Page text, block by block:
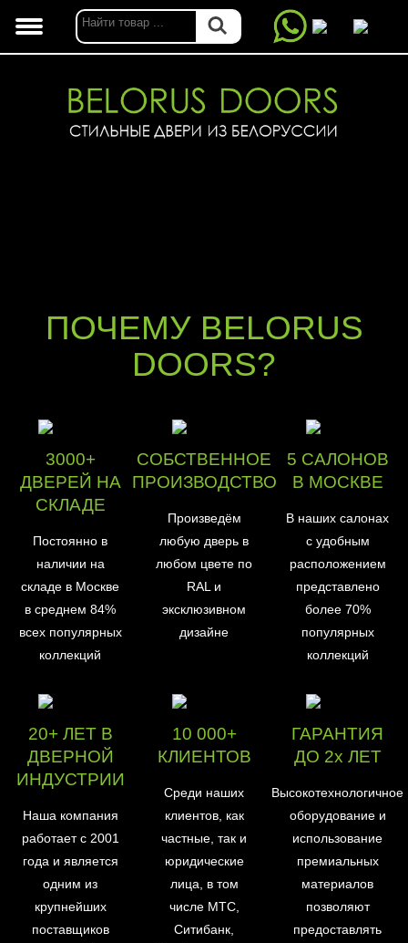
ПОЧЕМУ BELORUS
DOORS?
3000+
ДВЕРЕЙ НА
СКЛАДЕ
Постоянно в
наличии на
складе в Москве
в среднем 84%
всех популярных
коллекций
СОБСТВЕННОЕ
ПРОИЗВОДСТВО
Произведём
любую дверь в
любом цвете по
RAL и
эксклюзивном
дизайне
5 САЛОНОВ
В МОСКВЕ
В наших салонах
с удобным
расположением
представлено
более 70%
популярных
коллекций
20+ ЛЕТ В
ДВЕРНОЙ
ИНДУСТРИИ
Наша компания
работает с 2001
года и является
одним из
крупнейших
поставщиков
10 000+
КЛИЕНТОВ
Среди наших
клиентов, как
частные, так и
юридические
лица, в том
числе МТС,
Ситибанк,
ГАРАНТИЯ
ДО 2х ЛЕТ
Высокотехнологичное
оборудование и
использование
премиальных
материалов
позволяют
предоставлять